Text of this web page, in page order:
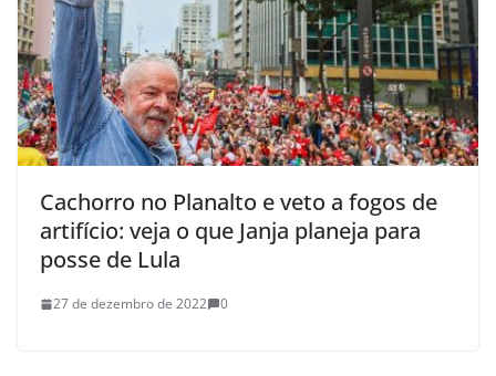
Cachorro no Planalto e veto a fogos de
artifício: veja o que Janja planeja para
posse de Lula
27 de dezembro de 2022 0